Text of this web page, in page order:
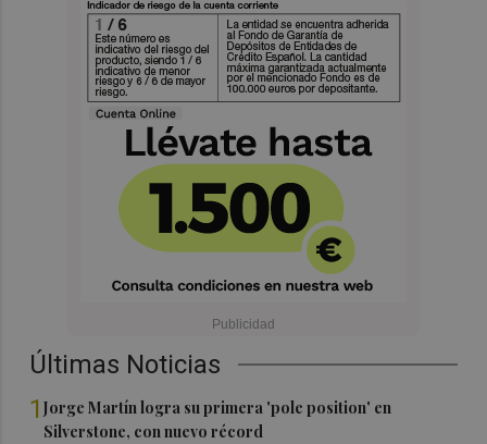
Últimas Noticias
1Jorge Martín logra su primera 'pole position' en
Silverstone, con nuevo récord